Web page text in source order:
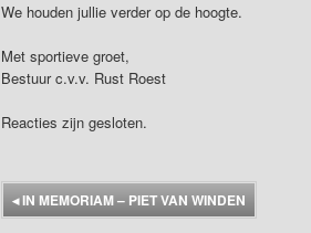
We houden jullie verder op de hoogte.
Met sportieve groet,
Bestuur c.v.v. Rust Roest
Reacties zijn gesloten.
◂IN MEMORIAM – PIET VAN WINDEN